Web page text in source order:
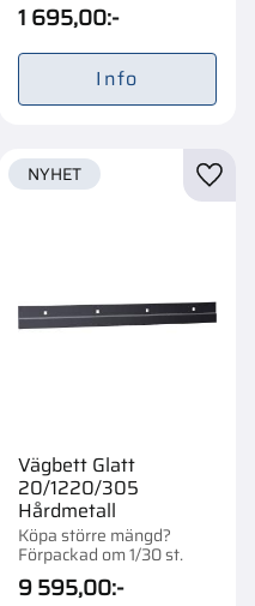
1 695,00:-
Info
i favoriter
Vägbett Glatt
20/1220/305
Hårdmetall
Köpa större mängd?
Förpackad om 1/30 st.
9 595,00:-
NYHET